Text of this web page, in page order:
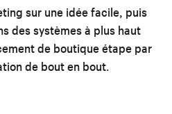
sur une idée facile, puis
des systèmes à plus haut
de boutique étape par
de bout en bout.